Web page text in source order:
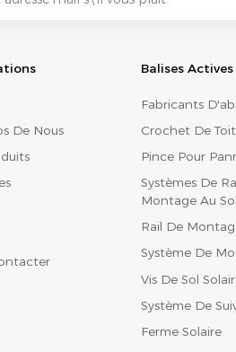
De Nous
Balises Actives
Fabricants
Crochet De
Pince Pour
Systèmes De
Montage Au Sol
Rail De
Système De
Vis De Sol
Système De
Ferme Solaire